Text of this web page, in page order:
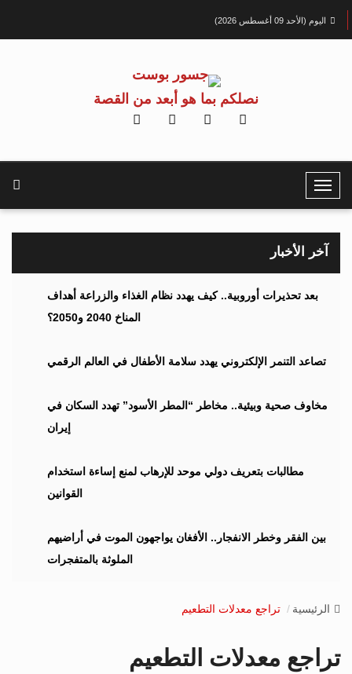
اليوم (الأحد 09 أغسطس 2026)
نصلكم بما هو أبعد من القصة
T
o
g
N
i
t
آخر الأخبار
بعد تحذيرات أوروبية.. كيف يهدد نظام الغذاء والزراعة أهداف
المناخ 2040 و2050؟
تصاعد التنمر الإلكتروني يهدد سلامة الأطفال في العالم الرقمي
مخاوف صحية وبيئية.. مخاطر “المطر الأسود” تهدد السكان في
إيران
مطالبات بتعريف دولي موحد للإرهاب لمنع إساءة استخدام
القوانين
بين الفقر وخطر الانفجار.. الأفغان يواجهون الموت في أراضيهم
الملوثة بالمتفجرات
الرئيسية تراجع معدلات التطعيم
تراجع معدلات التطعيم